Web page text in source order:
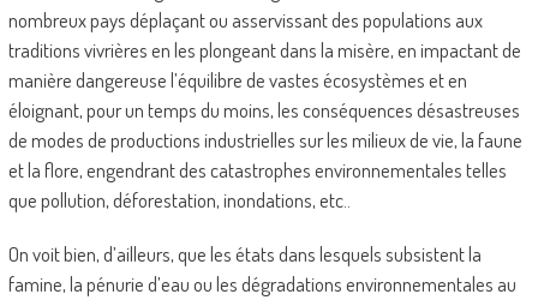
nombreux pays déplaçant ou asservissant des populations aux
traditions vivrières en les plongeant dans la misère, en impactant de
manière dangereuse l’équilibre de vastes écosystèmes et en
éloignant, pour un temps du moins, les conséquences désastreuses
de modes de productions industrielles sur les milieux de vie, la faune
et la flore, engendrant des catastrophes environnementales telles
que pollution, déforestation, inondations, etc..
On voit bien, d’ailleurs, que les états dans lesquels subsistent la
famine, la pénurie d’eau ou les dégradations environnementales au